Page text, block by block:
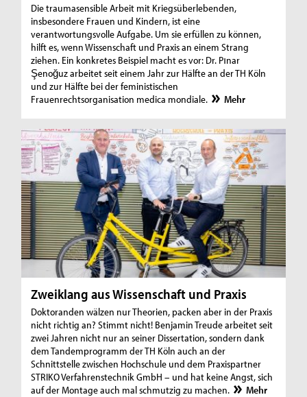
Die traumasensible Arbeit mit Kriegsüberlebenden,
insbesondere Frauen und Kindern, ist eine
verantwortungsvolle Aufgabe. Um sie erfüllen zu können,
hilft es, wenn Wissenschaft und Praxis an einem Strang
ziehen. Ein konkretes Beispiel macht es vor: Dr. Pınar
Şenoğuz arbeitet seit einem Jahr zur Hälfte an der TH Köln
und zur Hälfte bei der feministischen
Frauenrechtsorganisation medica mondiale.
Mehr
Zweiklang aus Wissenschaft und Praxis
Doktoranden wälzen nur Theorien, packen aber in der Praxis
nicht richtig an? Stimmt nicht! Benjamin Treude arbeitet seit
zwei Jahren nicht nur an seiner Dissertation, sondern dank
dem Tandemprogramm der TH Köln auch an der
Schnittstelle zwischen Hochschule und dem Praxispartner
STRIKO Verfahrenstechnik GmbH – und hat keine Angst, sich
auf der Montage auch mal schmutzig zu machen.
Mehr